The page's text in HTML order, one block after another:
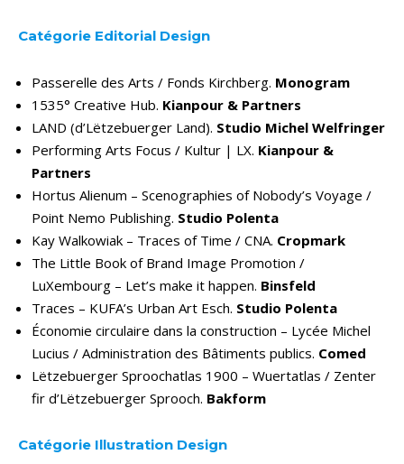
Catégorie Editorial Design
Passerelle des Arts / Fonds Kirchberg. Monogram
1535° Creative Hub. Kianpour & Partners
LAND (d’Lëtzebuerger Land). Studio Michel Welfringer
Performing Arts Focus / Kultur | LX. Kianpour &
Partners
Hortus Alienum – Scenographies of Nobody’s Voyage /
Point Nemo Publishing. Studio Polenta
Kay Walkowiak – Traces of Time / CNA. Cropmark
The Little Book of Brand Image Promotion /
LuXembourg – Let’s make it happen. Binsfeld
Traces – KUFA’s Urban Art Esch. Studio Polenta
Économie circulaire dans la construction – Lycée Michel
Lucius / Administration des Bâtiments publics. Comed
Lëtzebuerger Sproochatlas 1900 – Wuertatlas / Zenter
fir d’Lëtzebuerger Sprooch. Bakform
Catégorie Illustration Design